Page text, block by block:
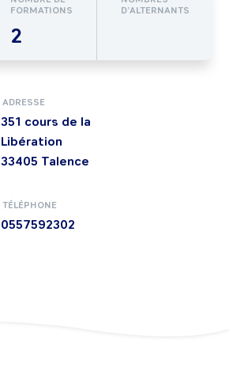
FORMATIONS
2
D’ALTERNANTS
ADRESSE
351 cours de la
Libération
33405 Talence
TÉLÉPHONE
0557592302